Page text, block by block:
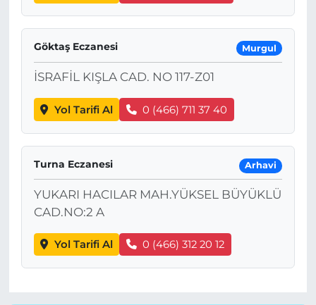
Göktaş Eczanesi Murgul
İSRAFİL KIŞLA CAD. NO 117-Z01
Yol Tarifi Al 0 (466) 711 37 40
Turna Eczanesi Arhavi
YUKARI HACILAR MAH.YÜKSEL BÜYÜKLÜ
CAD.NO:2 A
Yol Tarifi Al 0 (466) 312 20 12